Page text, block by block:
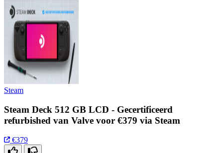
Steam
Steam Deck 512 GB LCD - Gecertificeerd
refurbished van Valve voor €379 via Steam
€379